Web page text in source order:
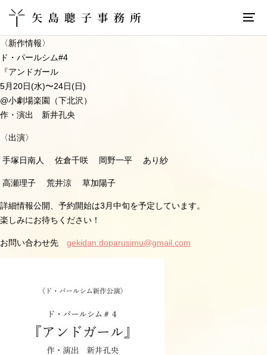
〈新作情報〉
ド・パールシム#4
『アンドガール
5月 20日(水)〜24日(日)
@小劇場楽園（下北沢）
作・演出 新井孔央
〈出演〉
手塚日南人 佐倉千咲 岡野一平 あり紗
高瀬理子 荒井涼 草加陽子
詳細情報公開、予約開始は3 月中旬を予定しています。
楽しみにお待ちください！
お問い合わせ先 gekidan.doparusimu@gmail.com